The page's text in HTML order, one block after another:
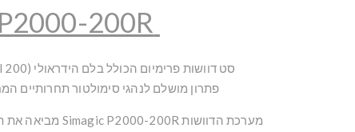
סט דוושות פרימיום הכולל בלם הידראולי (Load Cell 200 ק״ג), דוושת גז ודוושת קלאץ׳ –
פתרון מושלם לנהגי סימולטור תחרותיים
מערכת הדוושות Simagic P2000-200R מביאה את תחושת הרכב האמיתי לעמדת הסימולטור שלך.